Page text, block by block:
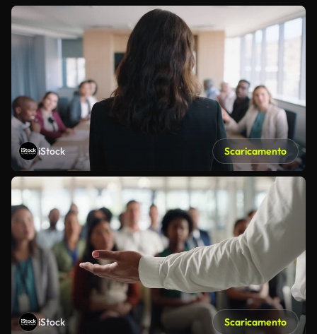
iStock Scaricamento
iStock Scaricamento